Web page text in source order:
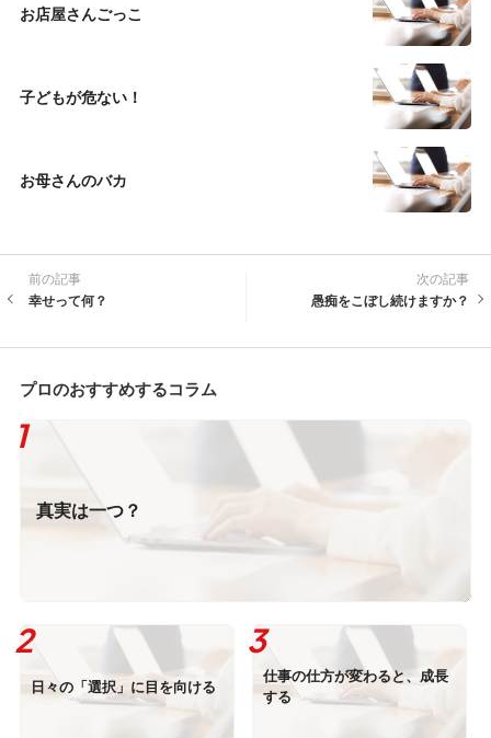
お店屋さんごっこ
子どもが危ない！
お母さんのバカ
前の記事
幸せって何？
次の記事
愚痴をこぼし続けますか？
プロのおすすめするコラム
真実は一つ？
日々の「選択」に目を向ける
仕事の仕方が変わると、成長
する